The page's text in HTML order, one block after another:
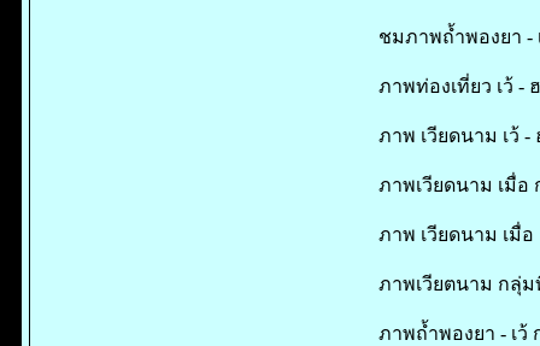
ชมภาพถ้ำพองยา -
ภาพท่องเที่ยว เว้
ภาพ เวียดนาม เว้
ภาพเวียดนาม เมื่อ
ภาพ เวียดนาม เมื่อ
ภาพเวียตนาม กลุ่
ภาพถ้ำพองยา - เว้